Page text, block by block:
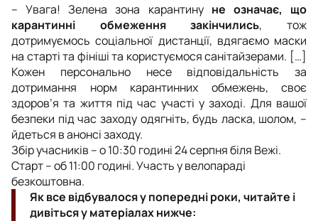
–Увага! Зелена зона карантину не означає, що
карантинні обмеження закінчились, тож
дотримуємось соціальної дистанції, вдягаємо маски
на старті та фініші та користуємося санітайзерами. […]
Кожен персонально несе відповідальність за
дотримання норм карантинних обмежень, своє
здоров’я та життя під час участі у заході. Для вашої
безпеки під час заходу одягніть, будь ласка, шолом, –
йдеться в анонсі заходу.
Збір учасників –о 10:30 годині 24 серпня біля Вежі.
Старт–об 11:00 годині. Участь у велопараді
безкоштовна.
Як все відбувалося у попередні роки, читайте і
дивіться у матеріалах нижче: